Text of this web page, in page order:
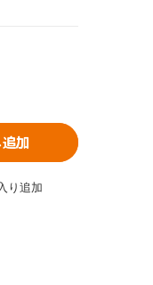
加
り追加